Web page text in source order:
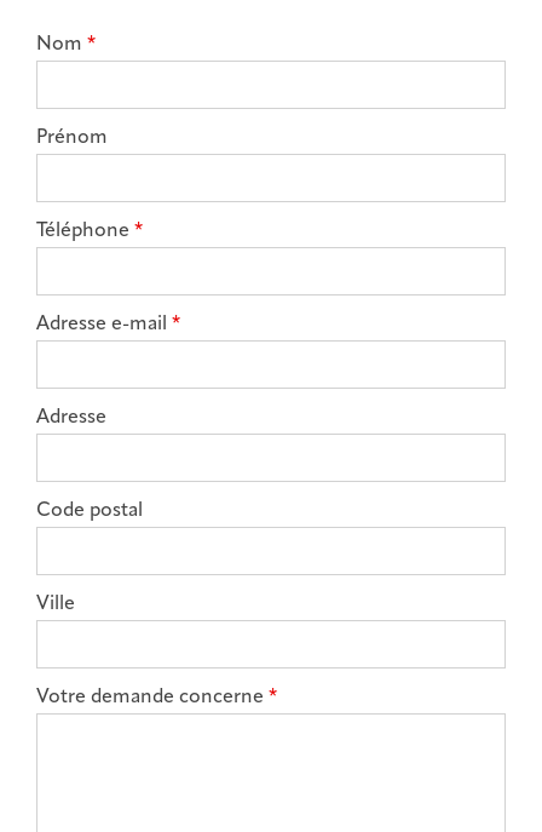
Nom *
Prénom
Téléphone *
Adresse e-mail *
Adresse
Code postal
Ville
Votre demande concerne *